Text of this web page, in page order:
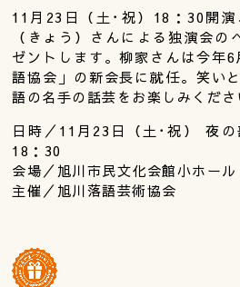
11月23日（土･祝）18：30開
（きょう）さんによる独演会の
ゼントします。柳家さんは今年
語協会」の新会長に就任。笑い
語の名手の話芸をお楽しみくださ
日時／11月23日（土･祝） 夜
18：30
会場／旭川市民文化会館小ホール
主催／旭川落語芸術協会